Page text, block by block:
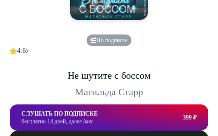
По подписке
4.6
Не шутите с боссом
Матильда Старр
СЛУШАТЬ ПО ПОДПИСКЕ
бесплатно 14 дней, далее /мес
399 ₽